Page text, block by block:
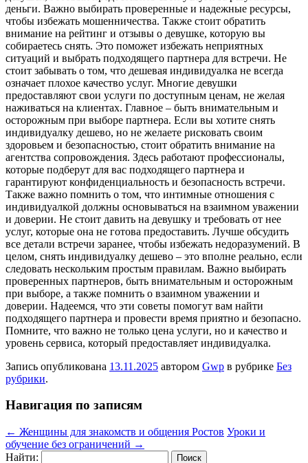
деньги. Важно выбирать проверенные и надежные ресурсы,
чтобы избежать мошенничества. Также стоит обратить
внимание на рейтинг и отзывы о девушке, которую вы
собираетесь снять. Это поможет избежать неприятных
ситуаций и выбрать подходящего партнера для встречи. Не
стоит забывать о том, что дешевая индивидуалка не всегда
означает плохое качество услуг. Многие девушки
предоставляют свои услуги по доступным ценам, не желая
наживаться на клиентах. Главное – быть внимательным и
осторожным при выборе партнера. Если вы хотите снять
индивидуалку дешево, но не желаете рисковать своим
здоровьем и безопасностью, стоит обратить внимание на
агентства сопровождения. Здесь работают профессионалы,
которые подберут для вас подходящего партнера и
гарантируют конфиденциальность и безопасность встречи.
Также важно помнить о том, что интимные отношения с
индивидуалкой должны основываться на взаимном уважении
и доверии. Не стоит давить на девушку и требовать от нее
услуг, которые она не готова предоставить. Лучше обсудить
все детали встречи заранее, чтобы избежать недоразумений. В
целом, снять индивидуалку дешево – это вполне реально, если
следовать нескольким простым правилам. Важно выбирать
проверенных партнеров, быть внимательным и осторожным
при выборе, а также помнить о взаимном уважении и
доверии. Надеемся, что эти советы помогут вам найти
подходящего партнера и провести время приятно и безопасно.
Помните, что важно не только цена услуги, но и качество и
уровень сервиса, который предоставляет индивидуалка.
Запись опубликована 13.11.2025 автором Gwp в рубрике Без
рубрики.
Навигация по записям
← Женщины для знакомств и общения Ростов Уроки и
обучение без ограничений →
Найти: